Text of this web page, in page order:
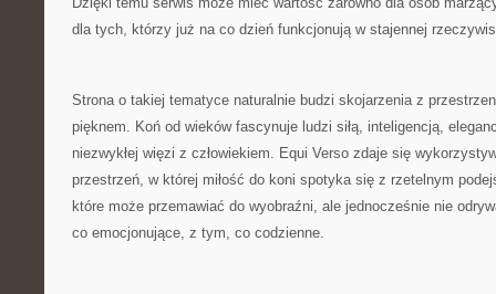
dla tych, którzy już na co dzień funkcjonują w stajennej
Strona o takiej tematyce naturalnie budzi skojarzenia z
pięknem. Koń od wieków fascynuje ludzi siłą, inteligencją,
niezwykłej więzi z człowiekiem. Equi Verso zdaje się
przestrzeń, w której miłość do koni spotyka się z rzetelnym
które może przemawiać do wyobraźni, ale jednocześnie nie
co emocjonujące, z tym, co codzienne.